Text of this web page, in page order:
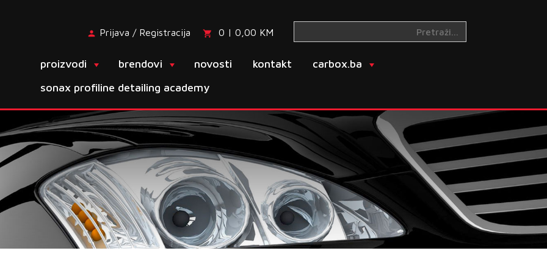
Prijava / Registracija 0 | 0,00 KM
proizvodi brendovi novosti kontakt
carbox.ba
sonax profiline detailing academy